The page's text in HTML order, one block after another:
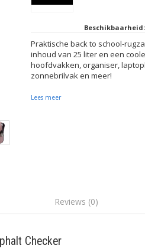
Beschikbaarheid:
Praktische back to school-
inhoud van 25 liter en een
hoofdvakken, organiser,
zonnebrilvak en meer!
Lees meer
Reviews (0)
Checker